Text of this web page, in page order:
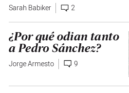
Sarah Babiker 2
¿Por qué odian tanto
a Pedro Sánchez?
Jorge Armesto 9